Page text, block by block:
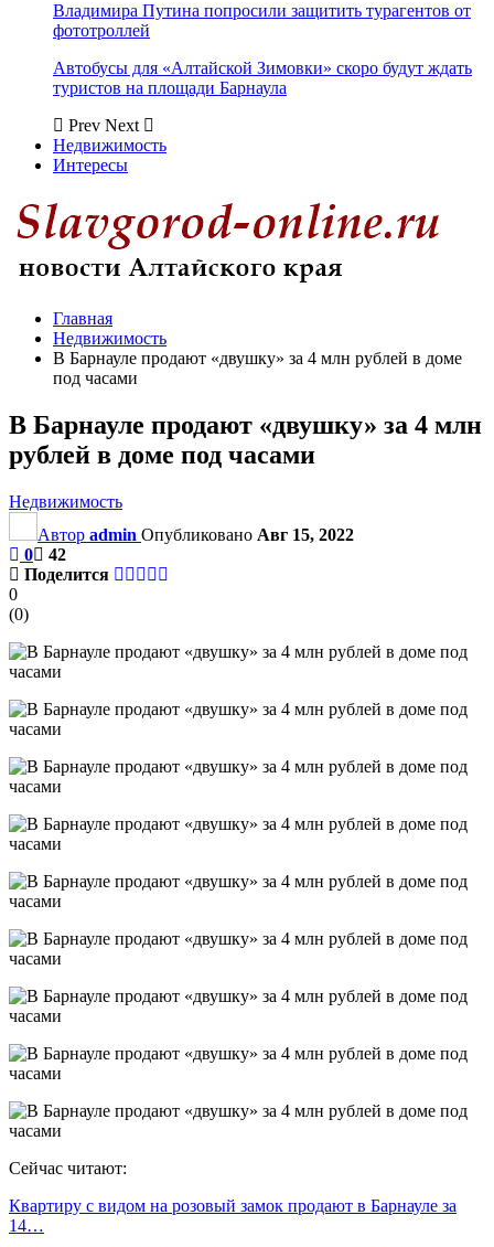
Владимира Путина попросили защитить турагентов от
фототроллей
Автобусы для «Алтайской Зимовки» скоро будут ждать
туристов на площади Барнаула
Prev Next
Недвижимость
Интересы
Главная
Недвижимость
В Барнауле продают «двушку» за 4 млн рублей в доме
под часами
В Барнауле продают «двушку» за 4 млн
рублей в доме под часами
Недвижимость
Автор admin Опубликовано Авг 15, 2022
0
42
Поделится
0
(0)
Сейчас читают:
Квартиру с видом на розовый замок продают в Барнауле за
14…